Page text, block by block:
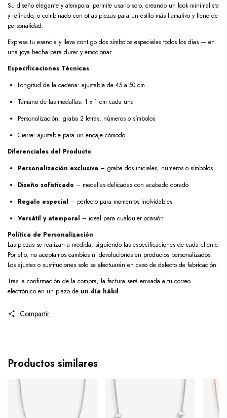
Su diseño elegante y atemporal permite usarlo solo, creando un look minimalista
y refinado, o combinado con otras piezas para un estilo más llamativo y lleno de
personalidad.
Expresa tu esencia y lleva contigo dos símbolos especiales todos los días — en
una joya hecha para durar y emocionar.
Especificaciones Técnicas
Longitud de la cadena: ajustable de 45 a 50 cm
Tamaño de las medallas: 1 x 1 cm cada una
Personalización: graba 2 letras, números o símbolos
Cierre: ajustable para un encaje cómodo
Diferenciales del Producto
Personalización exclusiva – graba dos iniciales, números o símbolos
Diseño sofisticado – medallas delicadas con acabado dorado
Regalo especial – perfecto para momentos inolvidables
Versátil y atemporal – ideal para cualquier ocasión
Política de Personalización
Las piezas se realizan a medida, siguiendo las especificaciones de cada cliente.
Por ello, no aceptamos cambios ni devoluciones en productos personalizados.
Los ajustes o sustituciones solo se efectuarán en caso de defecto de fabricación.
Tras la confirmación de la compra, la factura será enviada a tu correo
electrónico en un plazo de un día hábil.
Compartir
Productos similares